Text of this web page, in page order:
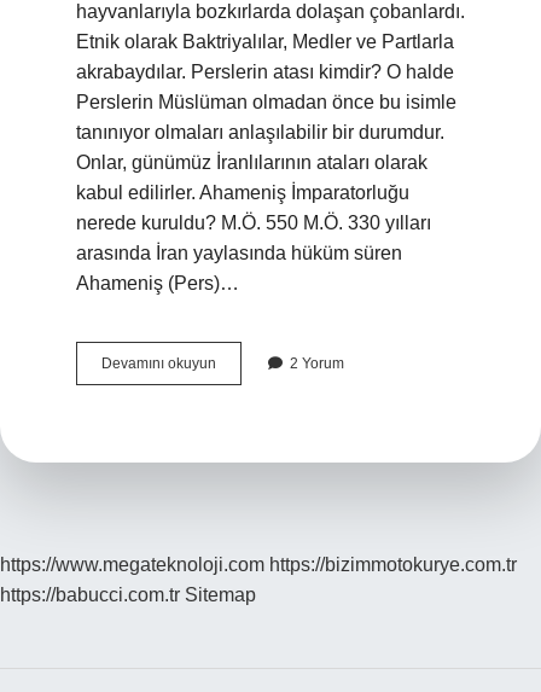
hayvanlarıyla bozkırlarda dolaşan çobanlardı.
Etnik olarak Baktriyalılar, Medler ve Partlarla
akrabaydılar. Perslerin atası kimdir? O halde
Perslerin Müslüman olmadan önce bu isimle
tanınıyor olmaları anlaşılabilir bir durumdur.
Onlar, günümüz İranlılarının ataları olarak
kabul edilirler. Ahameniş İmparatorluğu
nerede kuruldu? M.Ö. 550 M.Ö. 330 yılları
arasında İran yaylasında hüküm süren
Ahameniş (Pers)…
Devamını okuyun Ahameniş
Imparatorluğu
2 Yorum
https://www.megateknoloji.com https://bizimmotokurye.com.tr
https://babucci.com.tr Sitemap